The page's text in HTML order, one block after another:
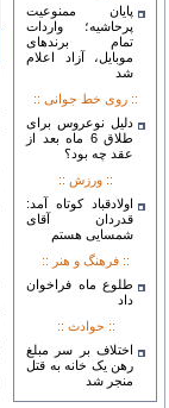
پایان ممنوعیت
پرحاشیه؛ واردات
تمام برندهای
موبایل، آزاد اعلام
شد
:: روی خط جوانی ::
دلیل نوعروس برای
طلاق 6 ماه بعد از
عقد چه بود؟
:: ورزش ::
اولادقباد کوتاه آمد:
قدردان آقای
شمسایی هستم
:: فرهنگ و هنر ::
طلوع ماه فراخوان
داد
:: حوادث ::
اختلاف بر سر مبلغ
رهن یک خانه به قتل
منجر شد